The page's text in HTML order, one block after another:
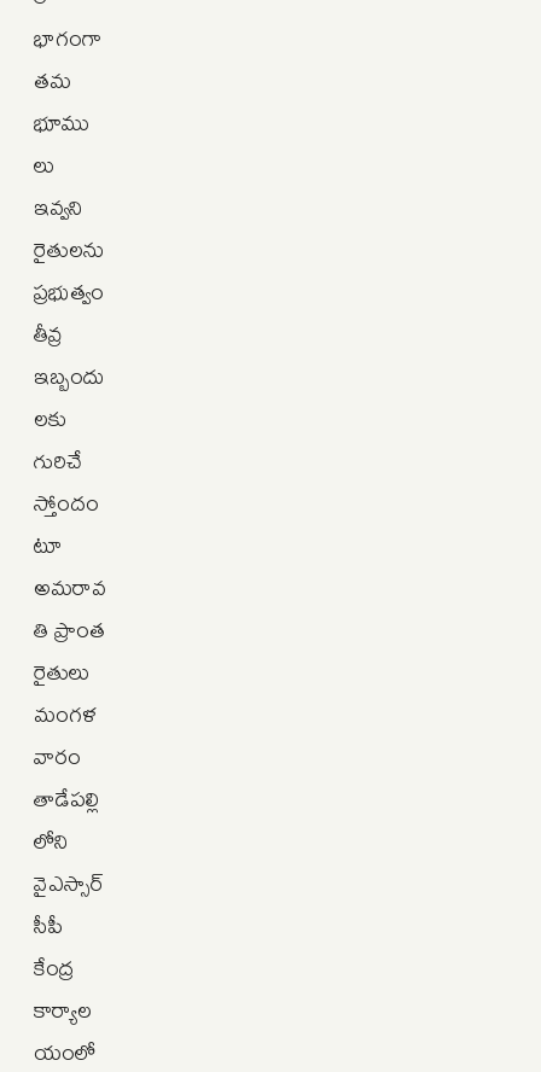
భాగంగా
తమ
భూము
లు
ఇవ్వని
రైతులను
ప్రభుత్వం
తీవ్ర
ఇబ్బందు
లకు
గురిచే
స్తోందం
టూ
అమరావ
తి ప్రాంత
రైతులు
మంగళ
వారం
తాడేపల్లి
లోని
వైఎస్సార్‌
సీపీ
కేంద్ర
కార్యాల
యంలో